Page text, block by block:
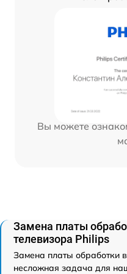
Вы можете
Замена платы
телевизора Philips
Замена платы обработки
несложная задача для